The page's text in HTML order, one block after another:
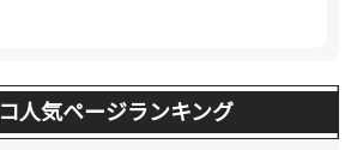
人気ページランキング